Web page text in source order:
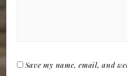
Save my name, email, and